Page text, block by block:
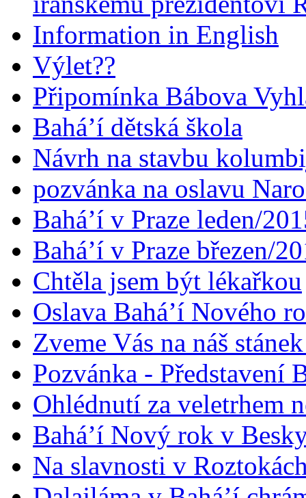
Information in English
Výlet??
Připomínka Bábova
Bahá’í dětská škola
Návrh na stavbu
pozvánka na oslavu
Bahá’í v Praze leden/
Bahá’í v Praze březen/
Chtěla jsem být lékařkou
Oslava Bahá’í Nového
Zveme Vás na náš
Pozvánka - Představení
Ohlédnutí za veletrhem
Bahá’í Nový rok v
Na slavnosti v